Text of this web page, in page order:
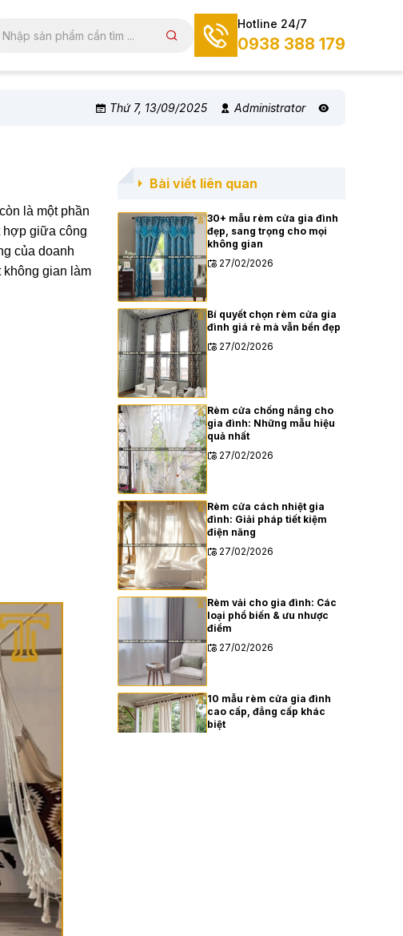
Hotline 24/7
0938 388 179
Thứ 7, 13/09/2025 Administrator
là một phần
hợp giữa công
của doanh
gian làm
Bài viết liên quan
30+ mẫu rèm cửa gia đình
đẹp, sang trọng cho mọi
không gian
27/02/2026
Bí quyết chọn rèm cửa gia
đình giá rẻ mà vẫn bền đẹp
27/02/2026
Rèm cửa chống nắng cho
gia đình: Những mẫu hiệu
quả nhất
27/02/2026
Rèm cửa cách nhiệt gia
đình: Giải pháp tiết kiệm
điện năng
27/02/2026
Rèm vải cho gia đình: Các
loại phổ biến & ưu nhược
điểm
27/02/2026
10 mẫu rèm cửa gia đình
cao cấp, đẳng cấp khác
biệt